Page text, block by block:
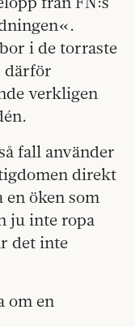
i de torraste
därför
verkligen
fall använder
direkt
en öken som
ju inte ropa
det inte
om en